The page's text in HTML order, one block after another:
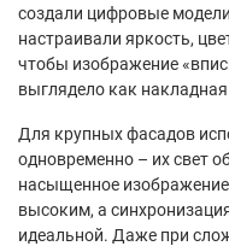
создали цифровые
настраивали яркость,
чтобы изображение
выглядело как
Для крупных фасадов
одновременно – их свет
насыщенное
высоким, а
идеальной. Даже при